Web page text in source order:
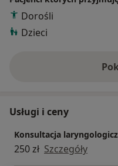
Wykonywane zabiegi:
-kwalifikacja i leczenie
migdałków
uszu: paracenteza,
wentylacyjnego ucha
środkowego
Dorośli
Dzieci
Usługi i ceny
Konsultacja
250 zł Szczegóły